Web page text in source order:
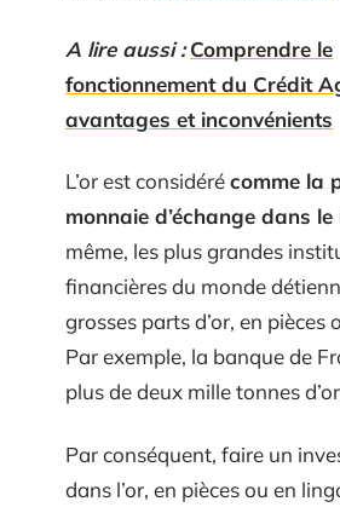
A lire aussi : Comprendre le
fonctionnement du Crédit
avantages et inconvénients
L’or est considérécomme la
monnaie d’échange dans le
même, les plus grandes
financières du monde
grosses parts d’or, en pièces
Par exemple, la banque de
plus de deux mille tonnes
Par conséquent, faire un
dans l’or, en pièces ou en